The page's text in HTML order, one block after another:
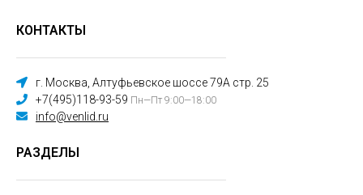
КОНТАКТЫ
г. Москва, Алтуфьевское шоссе 79А стр. 25
+7(495)118-93-59 Пн—Пт 9:00—18:00
info@venlid.ru
РАЗДЕЛЫ